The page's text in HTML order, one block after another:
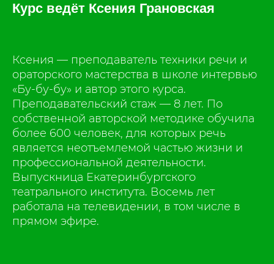
Курс ведёт Ксения Грановская
Ксения — преподаватель техники речи и
ораторского мастерства в школе интервью
«Бу-бу-бу» и автор этого курса.
Преподавательский стаж — 8 лет. По
собственной авторской методике обучила
более 600 человек, для которых речь
является неотъемлемой частью жизни и
профессиональной деятельности.
Выпускница Екатеринбургского
театрального института. Восемь лет
работала на телевидении, в том числе в
прямом эфире.